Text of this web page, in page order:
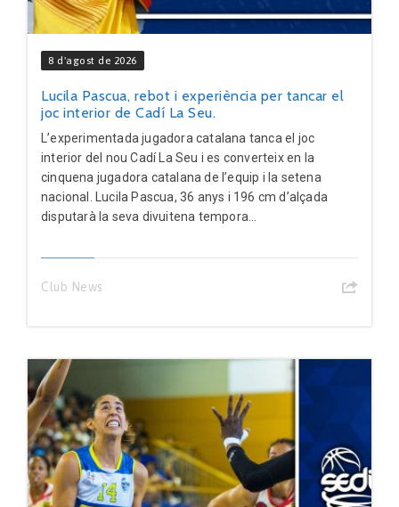
8 d'agost de 2026
Lucila Pascua, rebot i experiència per tancar el
joc interior de Cadí La Seu.
L’experimentada jugadora catalana tanca el joc
interior del nou Cadí La Seu i es converteix en la
cinquena jugadora catalana de l’equip i la setena
nacional. Lucila Pascua, 36 anys i 196 cm d’alçada
disputarà la seva divuitena tempora...
Club News